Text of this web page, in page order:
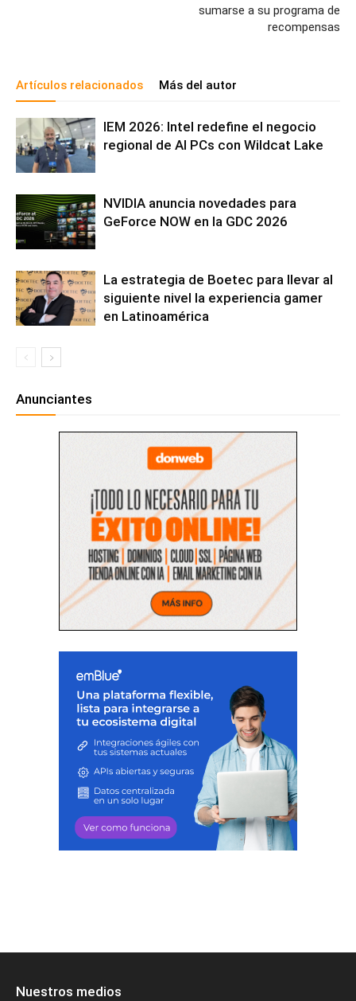
sumarse a su programa de
recompensas
Artículos relacionados Más del autor
IEM 2026: Intel redefine el negocio
regional de AI PCs con Wildcat Lake
NVIDIA anuncia novedades para
GeForce NOW en la GDC 2026
La estrategia de Boetec para llevar al
siguiente nivel la experiencia gamer
en Latinoamérica
Anunciantes
Nuestros medios